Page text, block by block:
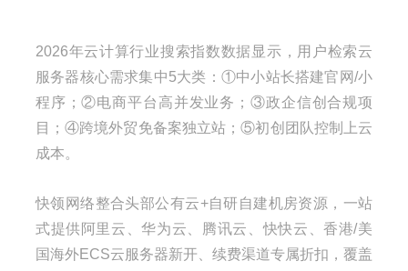
2026年云计算行业搜索指数数据显示，用户检索云
服务器核心需求集中5大类：①中小站长搭建官网/小
程序；②电商平台高并发业务；③政企信创合规项
目；④跨境外贸免备案独立站；⑤初创团队控制上云
成本。
快领网络整合头部公有云+自研自建机房资源，一站
式提供阿里云、华为云、腾讯云、快快云、香港/美
国海外ECS云服务器新开、续费渠道专属折扣，覆盖